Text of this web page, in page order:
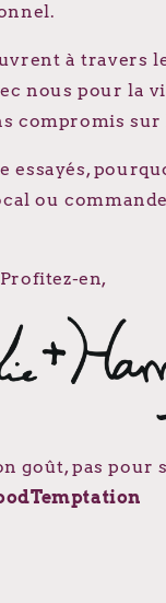
à travers
nous pour la
compromis sur
essayés,
ou
Profitez-en,
goût, pas pour